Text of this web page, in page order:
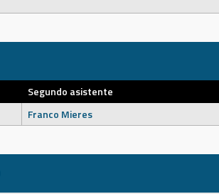
Segundo asistente
Franco Mieres